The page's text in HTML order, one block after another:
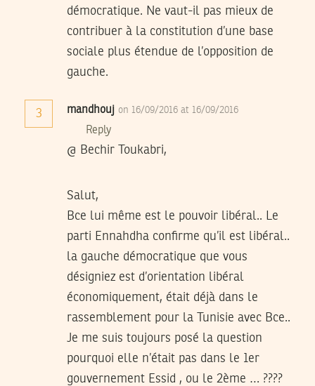
démocratique. Ne vaut-il pas mieux de
contribuer à la constitution d’une base
sociale plus étendue de l’opposition de
gauche.
3 mandhouj on 16/09/2016 at 16/09/2016
Reply
@ Bechir Toukabri,
Salut,
Bce lui même est le pouvoir libéral.. Le
parti Ennahdha confirme qu’il est libéral..
la gauche démocratique que vous
désigniez est d’orientation libéral
économiquement, était déjà dans le
rassemblement pour la Tunisie avec Bce..
Je me suis toujours posé la question
pourquoi elle n’était pas dans le 1er
gouvernement Essid , ou le 2ème … ????